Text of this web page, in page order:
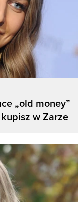
„old money”
w Zarze